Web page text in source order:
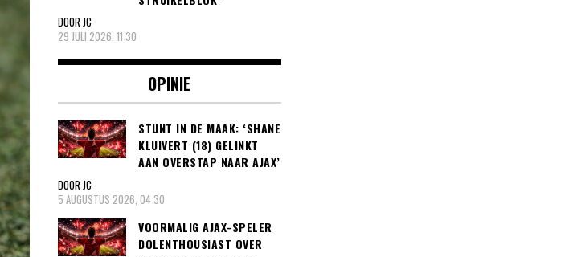
DOOR JC
29 JULI 2026, 11:30
OPINIE
STUNT IN DE MAAK: ‘SHANE
KLUIVERT (18) GELINKT
AAN OVERSTAP NAAR AJAX’
DOOR JC
5 AUGUSTUS 2026, 04:30
VOORMALIG AJAX-SPELER
DOLENTHOUSIAST OVER